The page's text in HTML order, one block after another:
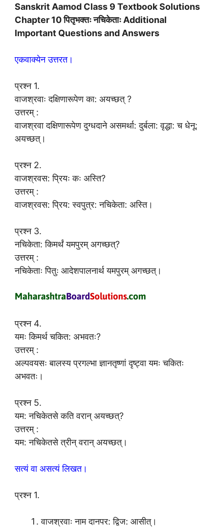
Sanskrit Aamod Class 9 Textbook Solutions
Chapter 10 पितृभक्तः नचिकेताः Additional
Important Questions and Answers
एकवाक्येन उत्तरत।
प्रश्न 1.
वाजश्रवाः दक्षिणारूपेण का: अयच्छत् ?
उत्तरम् :
वाजश्रवा दक्षिणारूपेण दुग्धदाने असमर्था: दुर्बला: वृद्धा: च धेनू:
अयच्छत्।
प्रश्न 2.
वाजश्रवस: प्रियः कः अस्ति?
उत्तरम् :
वाजश्रवस: प्रिय: स्वपुत्र: नचिकेता: अस्ति।
प्रश्न 3.
नचिकेता: किमर्थं यमपुरम् अगच्छत्?
उत्तरम् :
नचिकेताः पितुः आदेशपालनार्थ यमपुरम् अगच्छत्।
प्रश्न 4.
यमः किमर्थ चकित: अभवतः?
उत्तरम् :
अल्पवयसः बालस्य प्रगल्भा ज्ञानतृष्णां दृष्ट्वा यमः चकितः
अभवतः।
प्रश्न 5.
यम: नचिकेतसे कति वरान् अयच्छत्?
उत्तरम् :
यम: नचिकेतसे त्रीन् वरान् अयच्छत्।
सत्यं वा असत्यं लिखत।
प्रश्न 1.
वाजश्रवाः नाम दानपर: द्विज: आसीत्।